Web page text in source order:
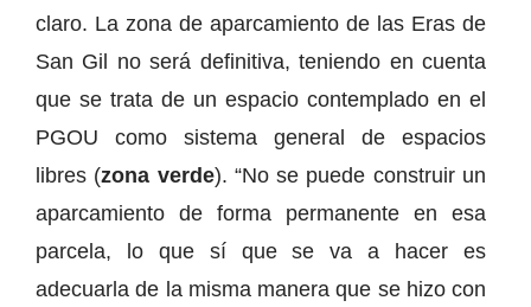
claro. La zona de aparcamiento de las Eras de
San Gil no será definitiva, teniendo en cuenta
que se trata de un espacio contemplado en el
PGOU como sistema general de espacios
libres (zona verde). “No se puede construir un
aparcamiento de forma permanente en esa
parcela, lo que sí que se va a hacer es
adecuarla de la misma manera que se hizo con